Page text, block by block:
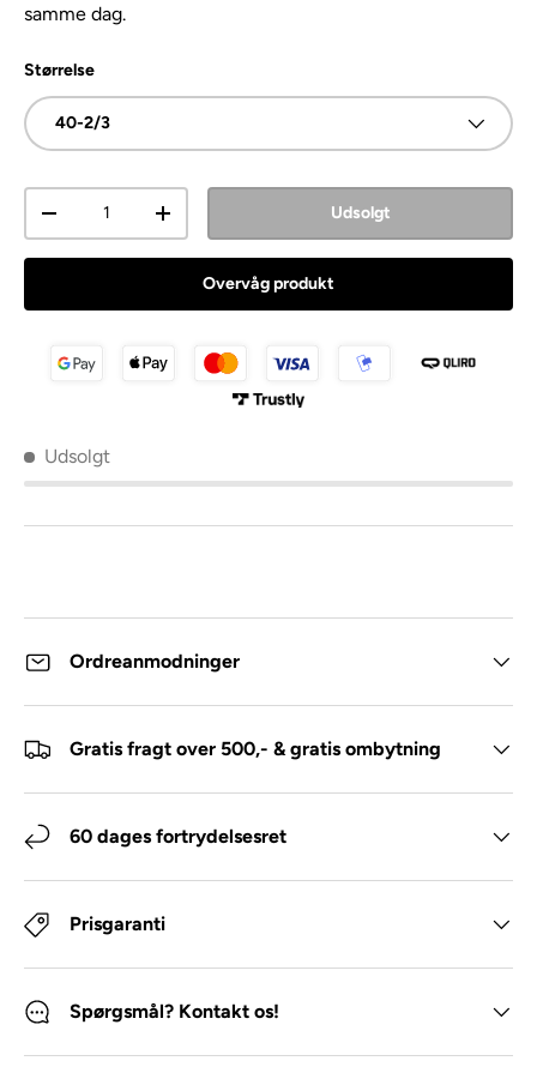
samme dag.
Størrelse
40-2/3
Udsolgt
Overvåg produkt
Udsolgt
Ordreanmodninger
Gratis fragt over 500,- & gratis ombytning
60 dages fortrydelsesret
Prisgaranti
Spørgsmål? Kontakt os!